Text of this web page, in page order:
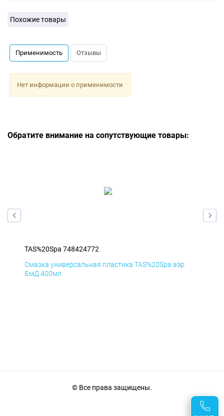
Похожие товары
Применимость Отзывы
Нет информации о применимости
Обратите внимание на сопутствующие товары:
TAS%20Spa аэр
Смазка универсальная пластика
© Все права защищены.